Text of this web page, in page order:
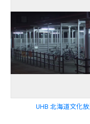
UHB 北海道文化